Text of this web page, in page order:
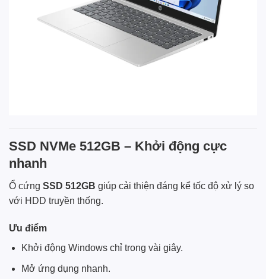
SSD NVMe 512GB – Khởi động cực
nhanh
Ổ cứng SSD 512GB giúp cải thiện đáng kể tốc độ xử lý so
với HDD truyền thống.
Ưu điểm
Khởi động Windows chỉ trong vài giây.
Mở ứng dụng nhanh.